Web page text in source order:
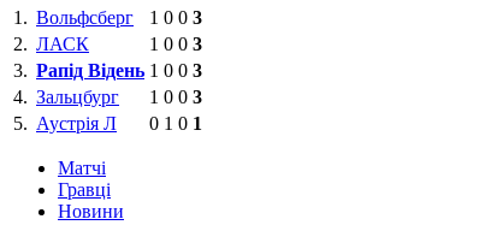
1. Вольфсберг 1 0 0 3
2. ЛАСК 1 0 0 3
3. Рапід Відень 1 0 0 3
4. Зальцбург 1 0 0 3
5. Аустрія Л 0 1 0 1
Матчi
Гравці
Новини